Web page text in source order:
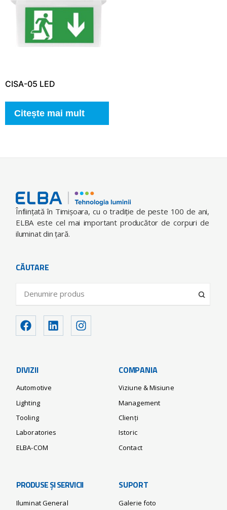
CISA-05 LED
Citește mai mult
Înfiinţată în Timişoara, cu o tradiţie de peste 100 de ani,
ELBA este cel mai important producător de corpuri de
iluminat din ţară.
CĂUTARE
DIVIZII
Automotive
Lighting
Tooling
Laboratories
ELBA-COM
COMPANIA
Viziune & Misiune
Management
Clienți
Istoric
Contact
PRODUSE ȘI SERVICII
Iluminat General
SUPORT
Galerie foto